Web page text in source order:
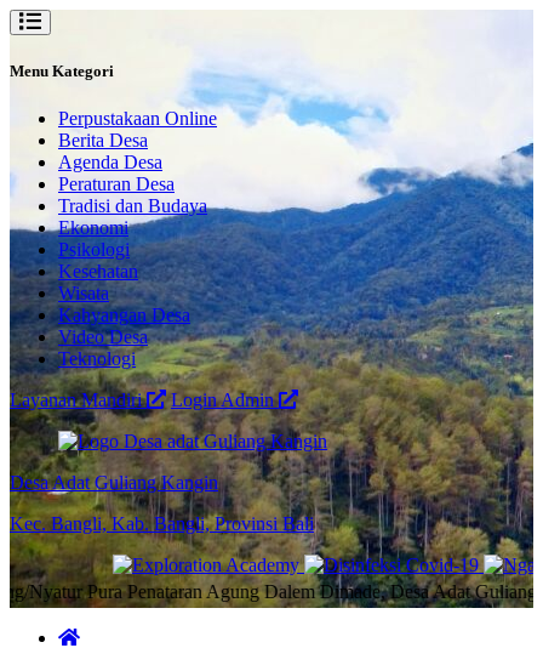
Menu Kategori
Perpustakaan Online
Berita Desa
Agenda Desa
Peraturan Desa
Tradisi dan Budaya
Ekonomi
Psikologi
Kesehatan
Wisata
Kahyangan Desa
Video Desa
Teknologi
Layanan Mandiri
Login Admin
Desa Adat Guliang Kangin
Kec. Bangli, Kab. Bangli, Provinsi Bali
Pura Penataran Agung Dalem Dimade, Desa Adat Guliang